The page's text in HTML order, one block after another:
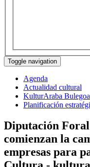
Toggle navigation
Agenda
Actualidad cultural
KulturAraba Bulegoa
Planificación
Diputación
comienzan la
empresas para